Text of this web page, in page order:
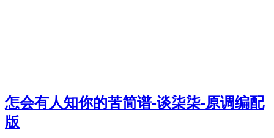
怎会有人知你的苦简谱-谈柒柒-原调编配
版